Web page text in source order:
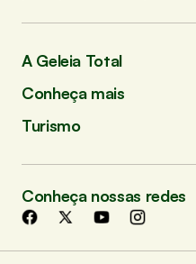
A Geleia Total
Conheça mais
Turismo
Conheça nossas redes